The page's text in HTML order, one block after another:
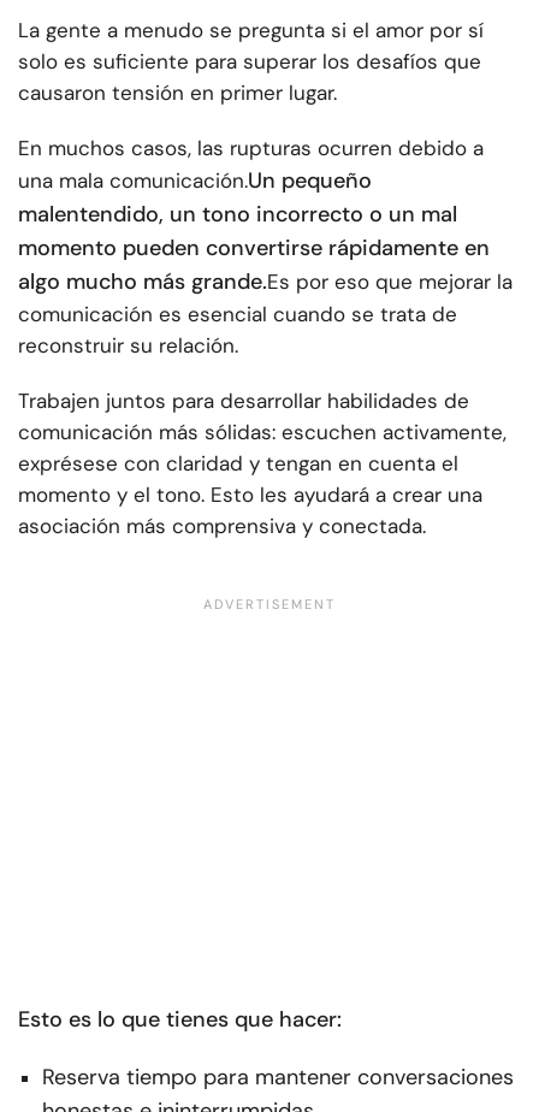
La gente a menudo se pregunta si el amor por sí
solo es suficiente para superar los desafíos que
causaron tensión en primer lugar.
En muchos casos, las rupturas ocurren debido a
una mala comunicación.Un pequeño
malentendido, un tono incorrecto o un mal
momento pueden convertirse rápidamente en
algo mucho más grande.Es por eso que mejorar la
comunicación es esencial cuando se trata de
reconstruir su relación.
Trabajen juntos para desarrollar habilidades de
comunicación más sólidas: escuchen activamente,
exprésese con claridad y tengan en cuenta el
momento y el tono. Esto les ayudará a crear una
asociación más comprensiva y conectada.
Esto es lo que tienes que hacer:
Reserva tiempo para mantener conversaciones